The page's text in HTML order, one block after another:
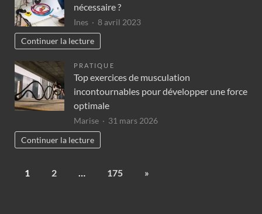
nécessaire ?
Ines
8 avril 2023
Continuer la lecture
PRATIQUE
Top exercices de musculation
incontournables pour développer une force
optimale
Marise
31 mars 2026
Continuer la lecture
1 2 … 175 »